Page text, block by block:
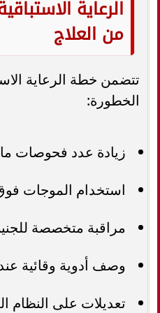
الرعاية
من العلاج
تتضمن خطة الرعاية
الخطورة:
زيادة عدد فحوصات ما
استخدام الموجات
مراقبة متخصصة
وصف أدوية وقائية
تعديلات على النظام